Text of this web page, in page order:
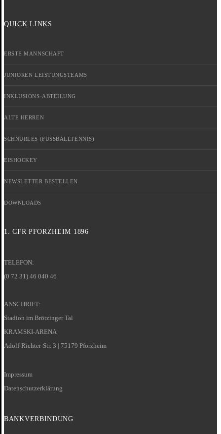
QUICK LINKS
ERSTE MANNSCHAFT
JUNIOREN LEISTUNGSTEAMS
INKLUSIONS-ABTEILUNG
ALTE HERREN
SCHNÜRLES (FUSSBALLTENNIS)
EISHOCKEY
NEWSLETTER BESTELLEN
DOWNLOADS
1. CFR PFORZHEIM 1896
TELEFON:
(0 72 31) 46 040 46
ANSCHRIFT:
Stadion im Brötzinger Tal
KRAMSKI-ARENA
Adolf-Richter-Str. 3 | 75179 Pforzheim
Impressum
Datenschutzerklärung
BANKVERBINDUNG